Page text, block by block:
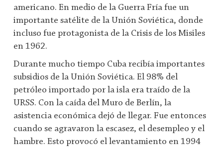
americano. En medio de la Guerra Fría fue un
importante satélite de la Unión Soviética, donde
incluso fue protagonista de la Crisis de los Misiles
en 1962.
Durante mucho tiempo Cuba recibía importantes
subsidios de la Unión Soviética. El 98% del
petróleo importado por la isla era traído de la
URSS. Con la caída del Muro de Berlín, la
asistencia económica dejó de llegar. Fue entonces
cuando se agravaron la escasez, el desempleo y el
hambre. Esto provocó el levantamiento en 1994